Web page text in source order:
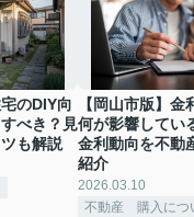
のDIY向
べき？見
も解説
【岡山市版】
何が影響してい
金利動向を不動
紹介
2026.03.10
不動産 購入につ